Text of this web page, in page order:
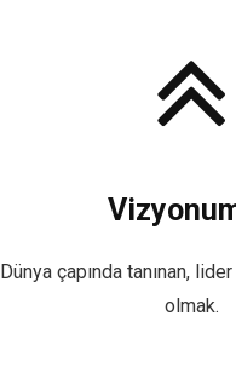
Dünya çapında tanınan,
olmak.